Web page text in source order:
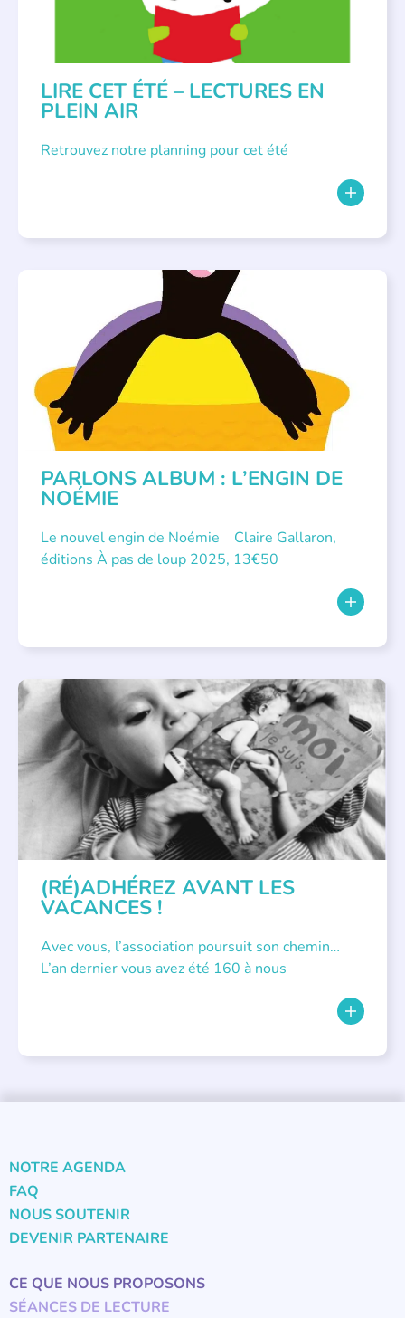
LIRE CET ÉTÉ – LECTURES EN
PLEIN AIR
Retrouvez notre planning pour cet été
PARLONS ALBUM : L’ENGIN DE
NOÉMIE
Le nouvel engin de Noémie Claire Gallaron,
éditions À pas de loup 2025, 13€50
APPEL À SOUTIEN
(RÉ)ADHÉREZ AVANT LES
VACANCES !
Avec vous, l’association poursuit son chemin…
L’an dernier vous avez été 160 à nous
NOTRE AGENDA
FAQ
NOUS SOUTENIR
DEVENIR PARTENAIRE
CE QUE NOUS PROPOSONS
SÉANCES DE LECTURE